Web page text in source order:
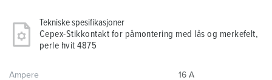
Tekniske spesifikasjoner
Cepex-Stikkontakt for påmontering med lås og merkefelt,
perle hvit 4875
Ampere 16 A